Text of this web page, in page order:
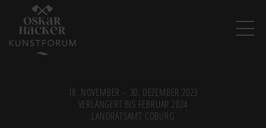
18. NOVEMBER – 30. DEZEMBER 2023
VERLÄNGERT BIS FEBRUAR 2024
LANDRATSAMT COBURG